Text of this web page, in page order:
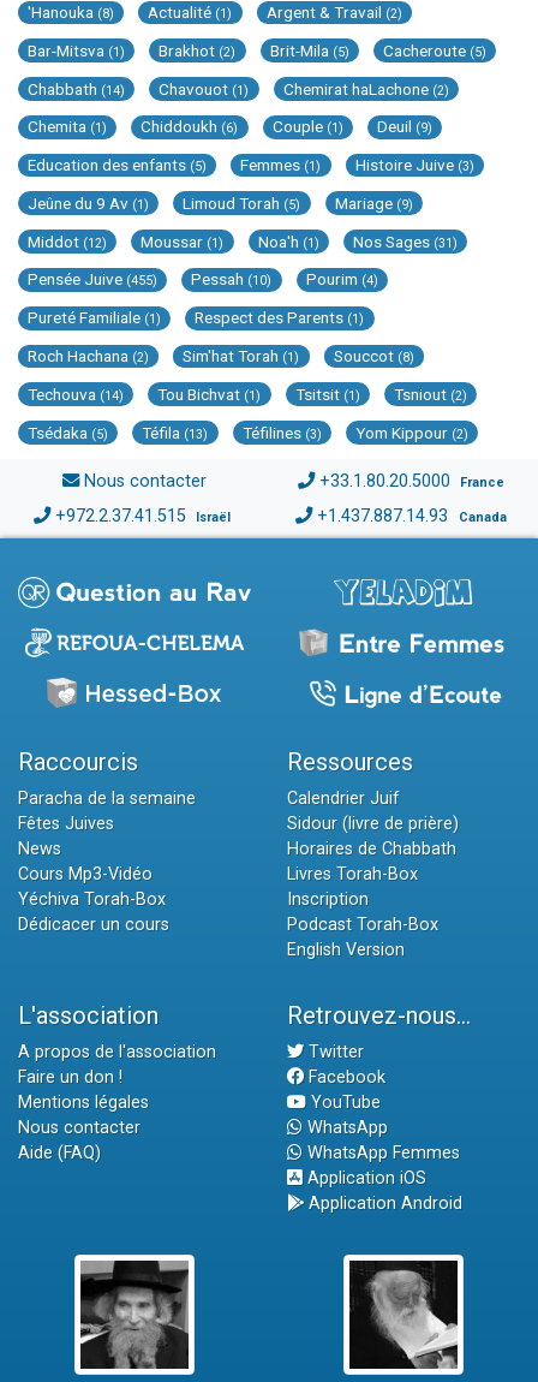
'Hanouka (8) Actualité (1) Argent & Travail (2)
Bar-Mitsva (1) Brakhot (2) Brit-Mila (5) Cacheroute (5)
Chabbath (14) Chavouot (1) Chemirat haLachone (2)
Chemita (1) Chiddoukh (6) Couple (1) Deuil (9)
Education des enfants (5) Femmes (1) Histoire Juive (3)
Jeûne du 9 Av (1) Limoud Torah (5) Mariage (9)
Middot (12) Moussar (1) Noa'h (1) Nos Sages (31)
Pensée Juive (455) Pessah (10) Pourim (4)
Pureté Familiale (1) Respect des Parents (1)
Roch Hachana (2) Sim'hat Torah (1) Souccot (8)
Techouva (14) Tou Bichvat (1) Tsitsit (1) Tsniout (2)
Tsédaka (5) Téfila (13) Téfilines (3) Yom Kippour (2)
Nous contacter +33.1.80.20.5000 France
+972.2.37.41.515 Israël +1.437.887.14.93 Canada
Raccourcis
Paracha de la semaine
Fêtes Juives
News
Cours Mp3-Vidéo
Yéchiva Torah-Box
Dédicacer un cours
Ressources
Calendrier Juif
Sidour (livre de prière)
Horaires de Chabbath
Livres Torah-Box
Inscription
Podcast Torah-Box
English Version
L'association
A propos de l'association
Faire un don !
Mentions légales
Nous contacter
Aide (FAQ)
Retrouvez-nous...
Twitter
Facebook
YouTube
WhatsApp
WhatsApp Femmes
Application iOS
Application Android